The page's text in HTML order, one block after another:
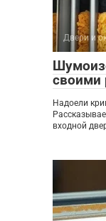
Двери и
своими
Надоели
входной